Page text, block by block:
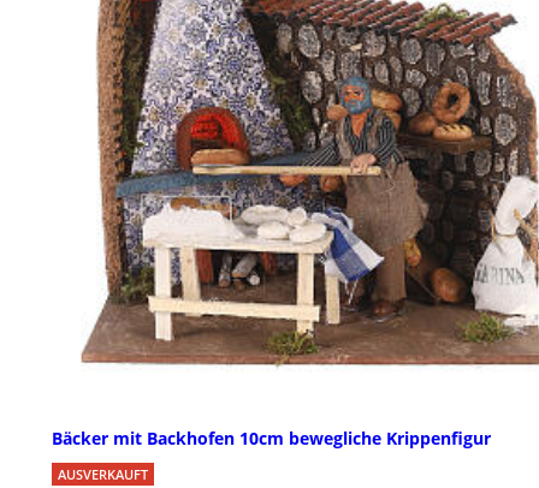
Bäcker mit Backhofen 10cm bewegliche Krippenfigur
AUSVERKAUFT